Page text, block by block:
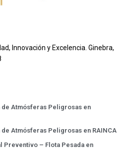
Innovación y Excelencia. Ginebra,
Atmósferas Peligrosas en
Atmósferas Peligrosas en RAINCA
Preventivo – Flota Pesada en